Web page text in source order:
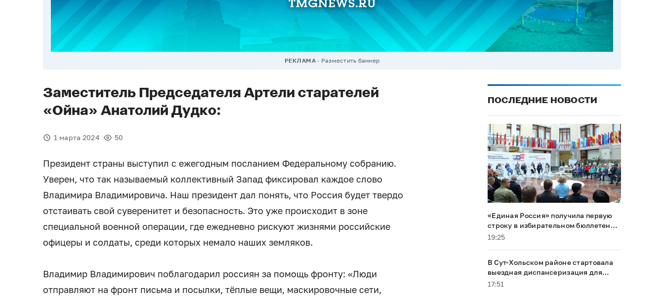
РЕКЛАМА Разместить баннер
Заместитель Председателя Артели старателей
«Ойна» Анатолий Дудко:
1 марта 2024 50
Президент страны выступил с ежегодным посланием Федеральному собранию.
Уверен, что так называемый коллективный Запад фиксировал каждое слово
Владимира Владимировича. Наш президент дал понять, что Россия будет твердо
отстаивать свой суверенитет и безопасность. Это уже происходит в зоне
специальной военной операции, где ежедневно рискуют жизнями российские
офицеры и солдаты, среди которых немало наших земляков.
Владимир Владимирович поблагодарил россиян за помощь фронту: «Люди
отправляют на фронт письма и посылки, тёплые вещи, маскировочные сети,
ПОСЛЕДНИЕ НОВОСТИ
«Единая Россия» получила первую
строку в избирательном бюллетене
на выборах в Госдуму
19:25
В Сут-Хольском районе стартовала
выездная диспансеризация для
маломобильных граждан
17:51